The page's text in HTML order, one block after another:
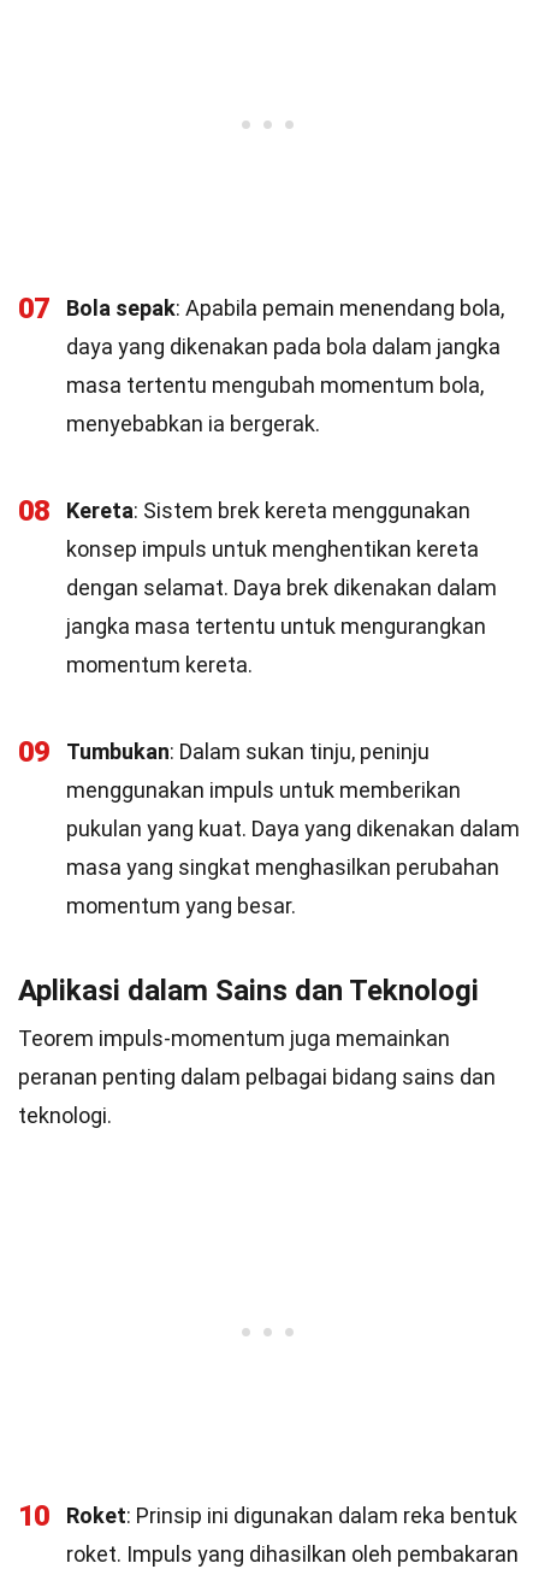
07 Bola sepak: Apabila pemain menendang bola,
daya yang dikenakan pada bola dalam jangka
masa tertentu mengubah momentum bola,
menyebabkan ia bergerak.
08 Kereta: Sistem brek kereta menggunakan
konsep impuls untuk menghentikan kereta
dengan selamat. Daya brek dikenakan dalam
jangka masa tertentu untuk mengurangkan
momentum kereta.
09 Tumbukan: Dalam sukan tinju, peninju
menggunakan impuls untuk memberikan
pukulan yang kuat. Daya yang dikenakan dalam
masa yang singkat menghasilkan perubahan
momentum yang besar.
Aplikasi dalam Sains dan Teknologi
Teorem impuls-momentum juga memainkan
peranan penting dalam pelbagai bidang sains dan
teknologi.
10 Roket: Prinsip ini digunakan dalam reka bentuk
roket. Impuls yang dihasilkan oleh pembakaran